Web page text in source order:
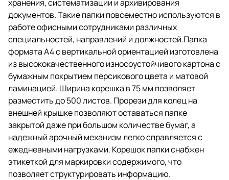
бумажным покрытием
персикового цвета и матовой
ламинацией. Ширина корешка в
75 мм позволяет разместить до
500 листов. Прорези для колец
на внешней крышке позволяют
оставаться папке закрытой даже
при большом количестве бумаг,
а надежный арочный механизм
легко справляется с
ежедневными нагрузками.
Корешок папки снабжен
этикеткой для маркировки
содержимого, что позволяет
структурировать информацию.
хранения, систематизации и архивирования
документов. Такие папки повсеместно используются в
работе офисными сотрудниками различных
специальностей, направлений и должностей.Папка
формата А4 с вертикальной ориентацией изготовлена
из высококачественного износоустойчивого картона с
бумажным покрытием персикового цвета и матовой
ламинацией. Ширина корешка в 75 мм позволяет
разместить до 500 листов. Прорези для колец на
внешней крышке позволяют оставаться папке
закрытой даже при большом количестве бумаг, а
надежный арочный механизм легко справляется с
ежедневными нагрузками. Корешок папки снабжен
этикеткой для маркировки содержимого, что
позволяет структурировать информацию.